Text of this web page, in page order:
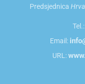
Predsjednica
Tel.:
Email:
URL: